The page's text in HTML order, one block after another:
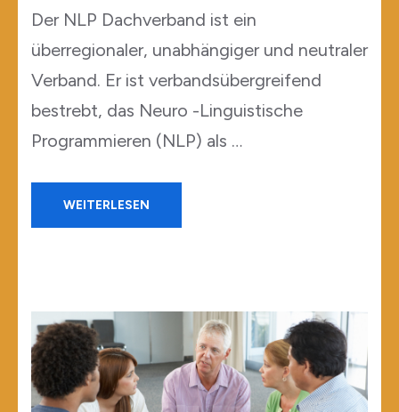
Der NLP Dachverband ist ein
überregionaler, unabhängiger und neutraler
Verband. Er ist verbandsübergreifend
bestrebt, das Neuro -Linguistische
Programmieren (NLP) als …
WEITERLESEN